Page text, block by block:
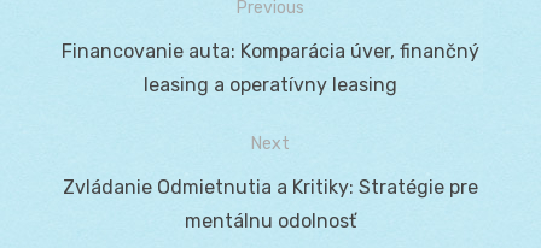
Navigácia
Previous
Previous
Financovanie auta: Komparácia úver, finančný
leasing a operatívny leasing
Next
NextZvládanie Odmietnutia a Kritiky: Stratégie pre
mentálnu odolnosť